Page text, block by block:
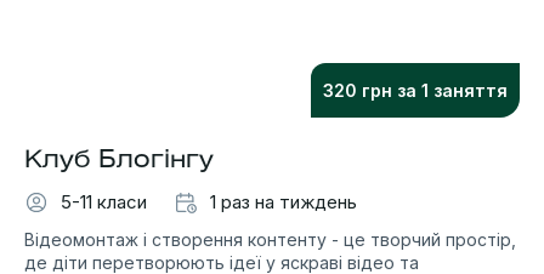
320 грн за 1 заняття
Клуб Блогінгу
5-11 класи
1 раз на тиждень
Відеомонтаж і створення контенту - це творчий простір,
де діти перетворюють ідеї у яскраві відео та